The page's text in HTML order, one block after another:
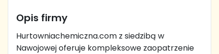
Opis firmy
Hurtowniachemiczna.com z siedzibą w
Nawojowej oferuje kompleksowe zaopatrzenie